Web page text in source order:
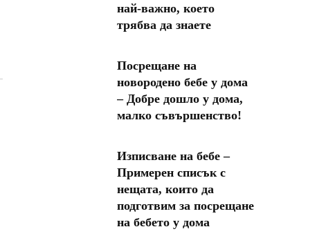
най-важно, което
трябва да знаете
Посрещане на
новородено бебе у дома
– Добре дошло у дома,
малко съвършенство!
Изписване на бебе –
Примерен списък с
нещата, които да
подготвим за посрещане
на бебето у дома